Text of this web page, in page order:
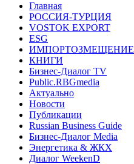
Главная
РОССИЯ-ТУРЦИЯ
VOSTOK EXPORT
ESG
ИМПОРТОЗМЕЩЕНИЕ
КНИГИ
Бизнес-Диалог TV
Public.RBGmedia
Актуально
Новости
Публикации
Russian Business Guide
Бизнес-Диалог Media
Энергетика & ЖКХ
Диалог WeekenD